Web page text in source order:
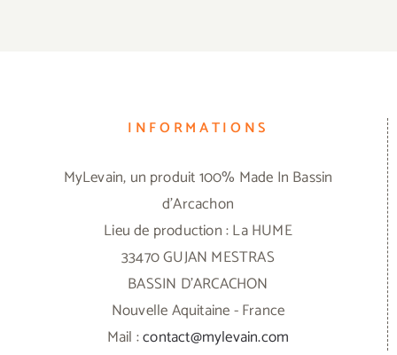
INFORMATIONS
MyLevain, un produit 100% Made In Bassin
d'Arcachon
Lieu de production : La HUME
33470 GUJAN MESTRAS
BASSIN D'ARCACHON
Nouvelle Aquitaine - France
Mail :contact@mylevain.com